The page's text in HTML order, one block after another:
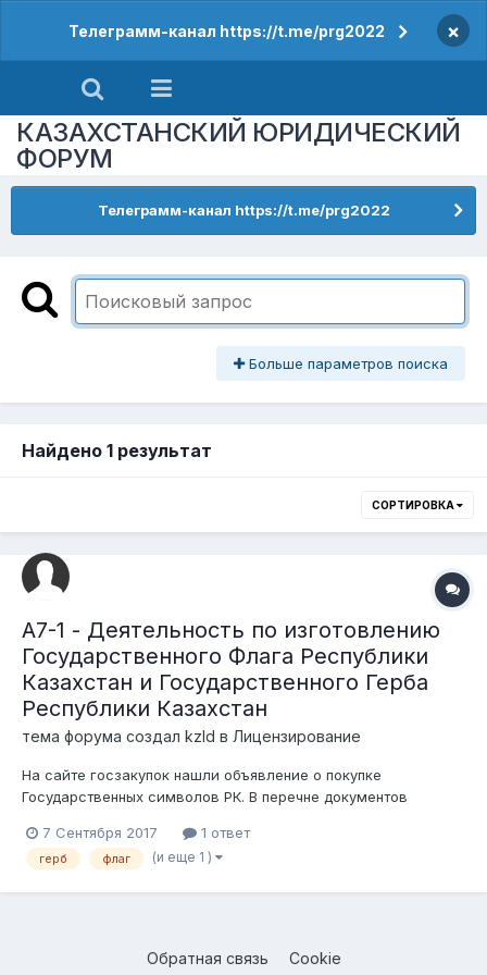
Телеграмм-канал https://t.me/prg2022 ×
КАЗАХСТАНСКИЙ ЮРИДИЧЕСКИЙ
ФОРУМ
Телеграмм-канал https://t.me/prg2022
Больше параметров поиска
Найдено 1 результат
СОРТИРОВКА
A7-1 - Деятельность по изготовлению
Государственного Флага Республики
Казахстан и Государственного Герба
Республики Казахстан
тема форума создал kzld в Лицензирование
На сайте госзакупок нашли объявление о покупке
Государственных символов РК. В перечне документов
Казахстана (полагаем что лицензия у предприятия имеется)
Мы же желаем купить у одних и продать другим. Вопрос нам
7 Сентября 2017 1 ответ
герб флаг (и еще 1 )
Обратная связь Cookie